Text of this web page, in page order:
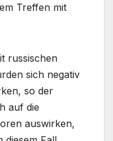
Treffen mit
russischen
sich negativ
so der
auf die
auswirken,